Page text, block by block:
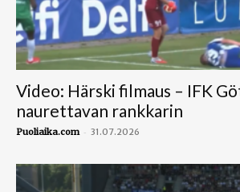
Video: Härski filmaus – IFK
naurettavan rankkarin
Puoliaika.com - 31.07.2026